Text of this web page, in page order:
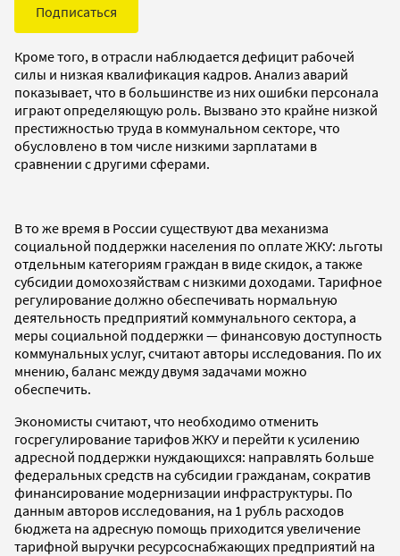
Подписаться
Кроме того, в отрасли наблюдается дефицит рабочей
силы и низкая квалификация кадров. Анализ аварий
показывает, что в большинстве из них ошибки персонала
играют определяющую роль. Вызвано это крайне низкой
престижностью труда в коммунальном секторе, что
обусловлено в том числе низкими зарплатами в
сравнении с другими сферами.
В то же время в России существуют два механизма
социальной поддержки населения по оплате ЖКУ: льготы
отдельным категориям граждан в виде скидок, а также
субсидии домохозяйствам с низкими доходами. Тарифное
регулирование должно обеспечивать нормальную
деятельность предприятий коммунального сектора, а
меры социальной поддержки — финансовую доступность
коммунальных услуг, считают авторы исследования. По их
мнению, баланс между двумя задачами можно
обеспечить.
Экономисты считают, что необходимо отменить
госрегулирование тарифов ЖКУ и перейти к усилению
адресной поддержки нуждающихся: направлять больше
федеральных средств на субсидии гражданам, сократив
финансирование модернизации инфраструктуры. По
данным авторов исследования, на 1 рубль расходов
бюджета на адресную помощь приходится увеличение
тарифной выручки ресурсоснабжающих предприятий на